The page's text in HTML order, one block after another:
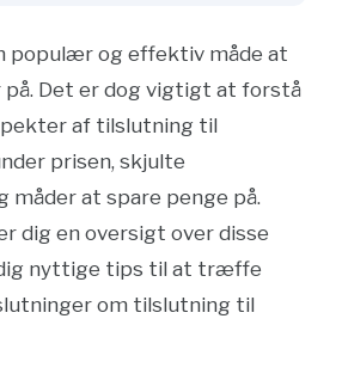
populær og effektiv måde at
på. Det er dog vigtigt at forstå
af tilslutning til
prisen, skjulte
måder at spare penge på.
dig en oversigt over disse
nyttige tips til at træffe
om tilslutning til